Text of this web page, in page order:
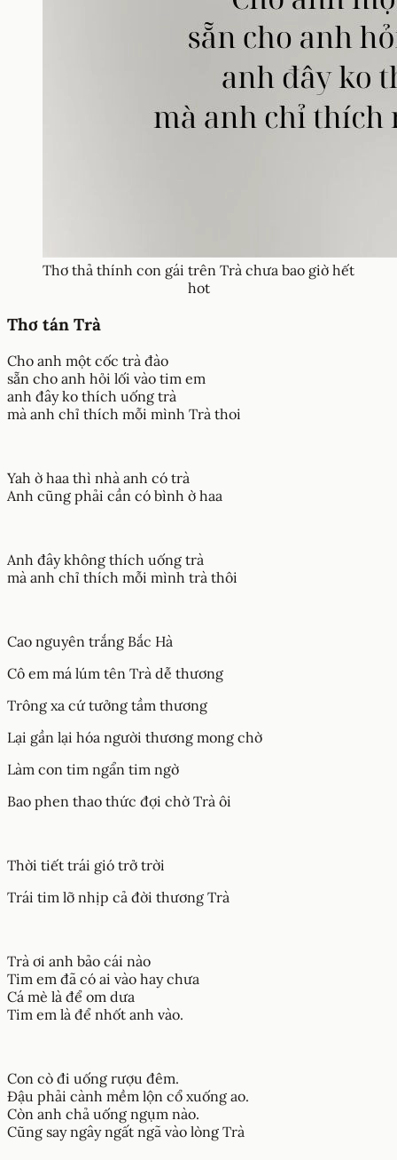
Thơ thả thính con gái trên Trà chưa bao giờ hết
hot
Thơ tán Trà
Cho anh một cốc trà đào
sẵn cho anh hỏi lối vào tim em
anh đây ko thích uống trà
mà anh chỉ thích mỗi mình Trà thoi
Yah ờ haa thì nhà anh có trà
Anh cũng phải cần có bình ờ haa
Anh đây không thích uống trà
mà anh chỉ thích mỗi mình trà thôi
Cao nguyên trắng Bắc Hà
Cô em má lúm tên Trà dễ thương
Trông xa cứ tưởng tầm thương
Lại gần lại hóa người thương mong chờ
Làm con tim ngẩn tim ngờ
Bao phen thao thức đợi chờ Trà ôi
Thời tiết trái gió trở trời
Trái tim lỡ nhịp cả đời thương Trà
Trà ơi anh bảo cái nào
Tim em đã có ai vào hay chưa
Cá mè là để om dưa
Tim em là để nhốt anh vào.
Con cò đi uống rượu đêm.
Đậu phải cành mềm lộn cổ xuống ao.
Còn anh chả uống ngụm nào.
Cũng say ngây ngất ngã vào lòng Trà